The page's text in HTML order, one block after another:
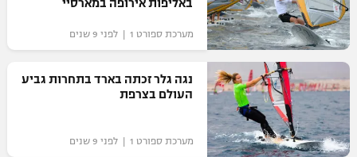
באליפות אירופה במארסיי
מערכת ספורט 1 | לפני 9 שנים
נגה גלר זכתה בארד בתחרות גביע
העולם בצרפת
מערכת ספורט 1 | לפני 9 שנים